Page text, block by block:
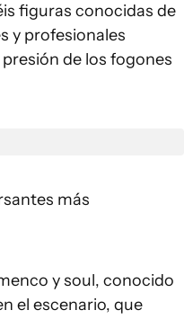
figuras conocidas de
y profesionales
de los fogones
más
y soul, conocido
el escenario, que